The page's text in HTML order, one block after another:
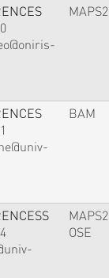
MAPS2
BAM
MAPS2
OSE